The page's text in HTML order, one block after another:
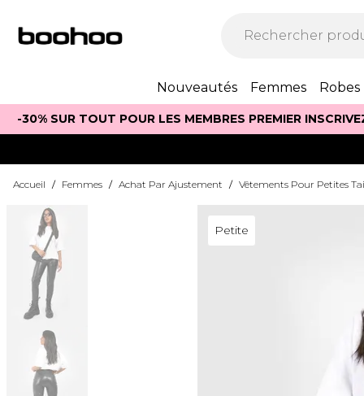
Nouveautés Femmes Robes
-30% SUR TOUT POUR LES MEMBRES PREMIER
Accueil / Femmes / Achat Par Ajustement / Vêtements Pour Petites
Petite